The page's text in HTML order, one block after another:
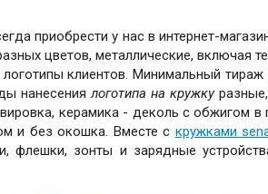
приобрести у нас в интернет-
цветов, металлические, включая
клиентов. Минимальный тираж
нанесения логотипа на кружкуразные,
керамика - деколь с обжигом в
и без окошка. Вместе с кружками
флешки, зонты и зарядные